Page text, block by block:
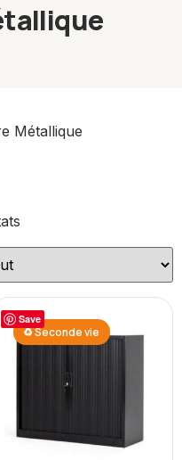
Métallique
Save
♻ Seconde vie